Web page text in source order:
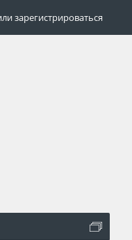
зарегистрироваться